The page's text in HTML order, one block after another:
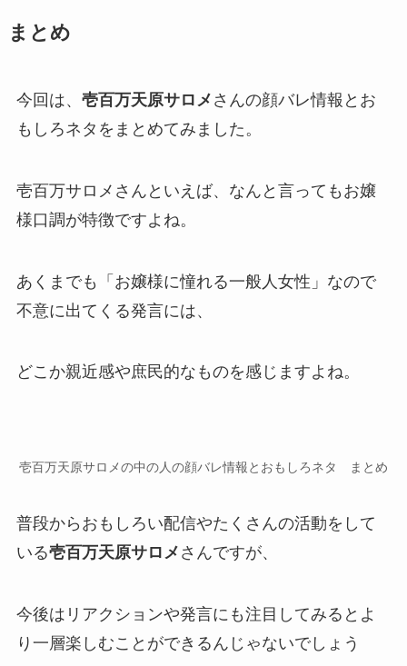
まとめ
今回は、 壱百万天原サロメ さんの顔バレ情報とお
もしろネタをまとめてみました。
壱百万サロメさんといえば、なんと言っても お嬢
様口調が特徴ですよね。
あくまでも 「お嬢様に憧れる一般人女性」 なので
不意に出てくる発言には、
どこか親近感や庶民的なものを感じますよね。
壱百万天原サロメの中の人の顔バレ情報とおもしろネタ まとめ
普段からおもしろい配信やたくさんの活動をして
いる壱百万天原サロメ さんですが、
今後はリアクションや発言にも注目してみるとよ
り一層楽しむことができるんじゃないでしょう